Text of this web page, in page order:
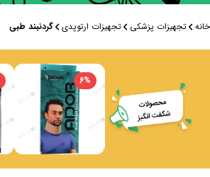
خانه تجهیزات پزشکی تجهیزات ارتوپدی گردنبند طبی
6%